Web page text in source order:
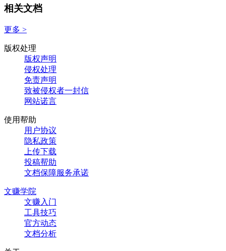
相关文档
更多 >
版权处理
版权声明
侵权处理
免责声明
致被侵权者一封信
网站诺言
使用帮助
用户协议
隐私政策
上传下载
投稿帮助
文档保障服务承诺
文赚学院
文赚入门
工具技巧
官方动态
文档分析